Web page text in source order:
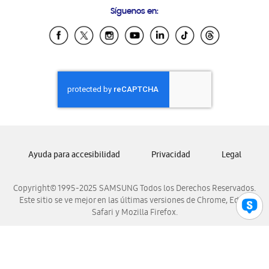
Samsung Ecuador
Samsung El Salvador
Samsung Honduras
Samsung Nicaragua
Samsung Panamá
Samsung Venezuela
Síguenos en:
Copyright© 1995-2025 SAMSUNG Todos los Derechos Reservados.
Este sitio se ve mejor en las últimas versiones de Chrome, Edge,
Safari y Mozilla Firefox.
Ayuda para accesibilidad Privacidad Legal